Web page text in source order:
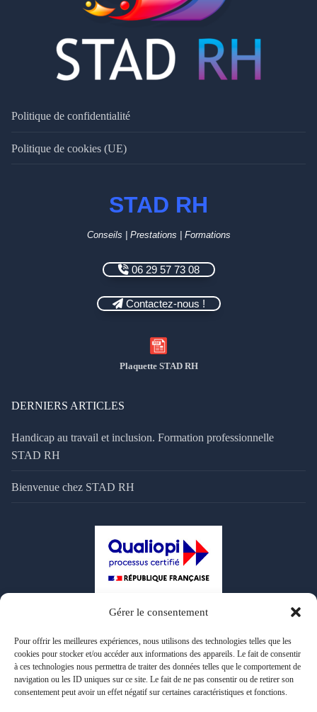
Gérer le consentement
Pour offrir les meilleures expériences, nous utilisons des technologies telles que les
cookies pour stocker et/ou accéder aux informations des appareils. Le fait de consentir
à ces technologies nous permettra de traiter des données telles que le comportement de
navigation ou les ID uniques sur ce site. Le fait de ne pas consentir ou de retirer son
consentement peut avoir un effet négatif sur certaines caractéristiques et fonctions.
Politique de confidentialité
Politique de cookies (UE)
STAD RH
Conseils | Prestations | Formations
06 29 57 73 08
Contactez-nous !
Plaquette STAD RH
DERNIERS ARTICLES
Handicap au travail et inclusion. Formation professionnelle
STAD RH
Bienvenue chez STAD RH